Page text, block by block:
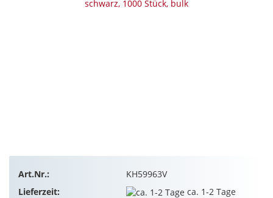
Art.Nr.:
KH59963V
Lieferzeit:
ca. 1-2 Tage